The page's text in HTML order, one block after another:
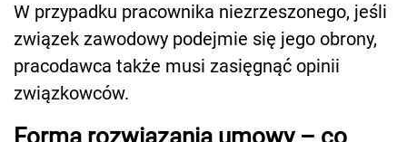
W przypadku pracownika niezrzeszonego, jeśli
związek zawodowy podejmie się jego obrony,
pracodawca także musi zasięgnąć opinii
związkowców.